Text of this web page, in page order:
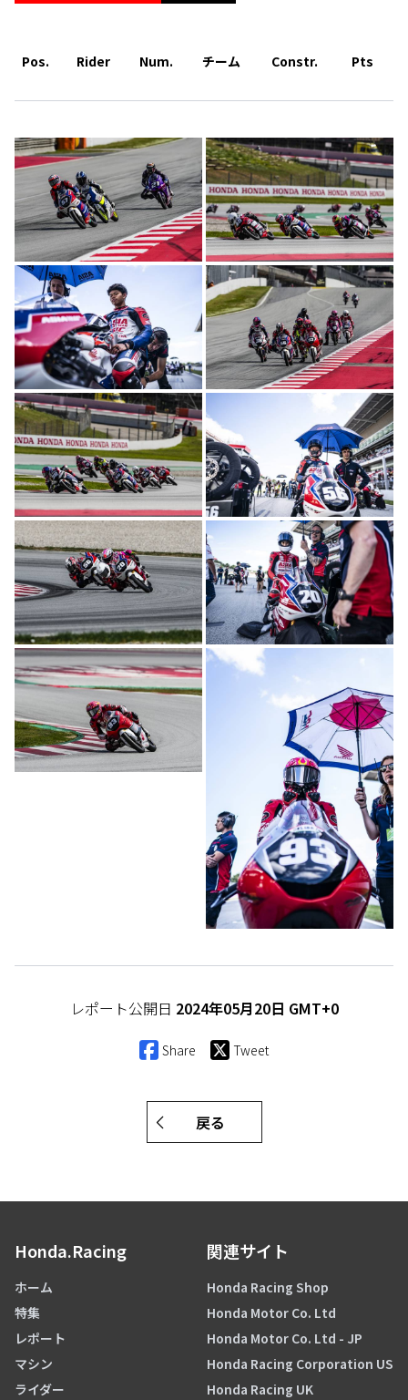
Pos. Rider Num. チーム Constr. Pts
レポート公開日 2024年05月20日 GMT+0
Share Tweet
戻る
Honda.Racing
ホーム
特集
レポート
マシン
ライダー
関連サイト
Honda Racing Shop
Honda Motor Co. Ltd
Honda Motor Co. Ltd - JP
Honda Racing Corporation US
Honda Racing UK